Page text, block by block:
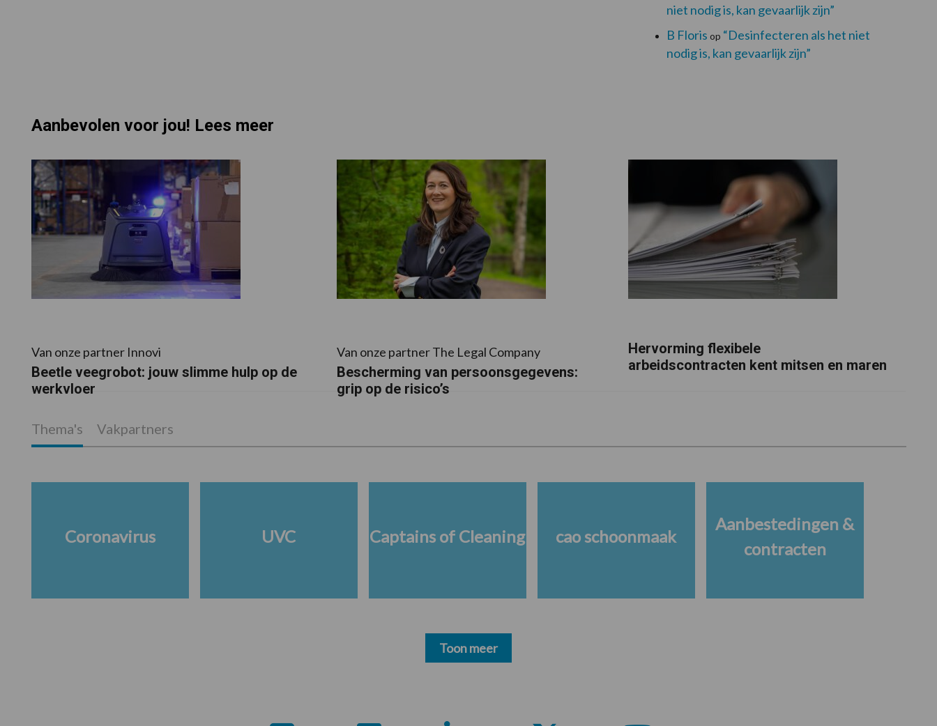
niet nodig is, kan gevaarlijk zijn”
B Floris op “Desinfecteren als het niet
nodig is, kan gevaarlijk zijn”
Aanbevolen voor jou! Lees meer
Van onze partner Innovi
Beetle veegrobot: jouw slimme hulp op de
werkvloer
Van onze partner The Legal Company
Bescherming van persoonsgegevens:
grip op de risico’s
Hervorming flexibele
arbeidscontracten kent mitsen en maren
Thema's Vakpartners
Coronavirus UVC Captains of Cleaning cao schoonmaak
Aanbestedingen &
contracten
Toon meer